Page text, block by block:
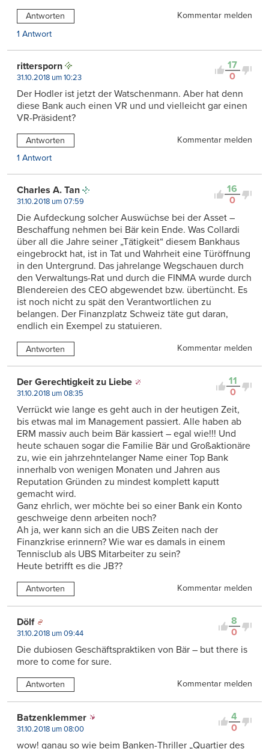
Antworten
Kommentar melden
1 Antwort
17
0
rittersporn
31.10.2018 um 10:23
Der Hodler ist jetzt der Watschenmann. Aber hat denn
diese Bank auch einen VR und und vielleicht gar einen
VR-Präsident?
Antworten
Kommentar melden
1 Antwort
16
0
Charles A. Tan
31.10.2018 um 07:59
Die Aufdeckung solcher Auswüchse bei der Asset –
Beschaffung nehmen bei Bär kein Ende. Was Collardi
über all die Jahre seiner „Tätigkeit“ diesem Bankhaus
eingebrockt hat, ist in Tat und Wahrheit eine Türöffnung
in den Untergrund. Das jahrelange Wegschauen durch
den Verwaltungs-Rat und durch die FINMA wurde durch
Blendereien des CEO abgewendet bzw. übertüncht. Es
ist noch nicht zu spät den Verantwortlichen zu
belangen. Der Finanzplatz Schweiz täte gut daran,
endlich ein Exempel zu statuieren.
Antworten Kommentar melden
11
0
Der Gerechtigkeit zu Liebe
31.10.2018 um 08:35
Verrückt wie lange es geht auch in der heutigen Zeit,
bis etwas mal im Management passiert. Alle haben ab
ERM massiv auch beim Bär kassiert – egal wie!!! Und
heute schauen sogar die Familie Bär und Großaktionäre
zu, wie ein jahrzehntelanger Name einer Top Bank
innerhalb von wenigen Monaten und Jahren aus
Reputation Gründen zu mindest komplett kaputt
gemacht wird.
Ganz ehrlich, wer möchte bei so einer Bank ein Konto
geschweige denn arbeiten noch?
Ah ja, wer kann sich an die UBS Zeiten nach der
Finanzkrise erinnern? Wie war es damals in einem
Tennisclub als UBS Mitarbeiter zu sein?
Heute betrifft es die JB??
Antworten Kommentar melden
8
0
Dölf
31.10.2018 um 09:44
Die dubiosen Geschäftspraktiken von Bär – but there is
more to come for sure.
Antworten Kommentar melden
4
0
Batzenklemmer
31.10.2018 um 08:00
wow! ganau so wie beim Banken-Thriller „Quartier des